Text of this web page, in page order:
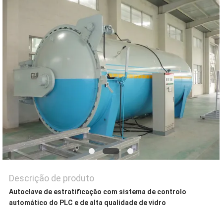
Descrição de produto
Autoclave de estratificação com sistema de controlo
automático do PLC e de alta qualidade de vidro